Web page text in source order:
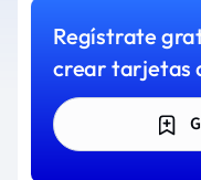
Regístrate
crear tarjetas